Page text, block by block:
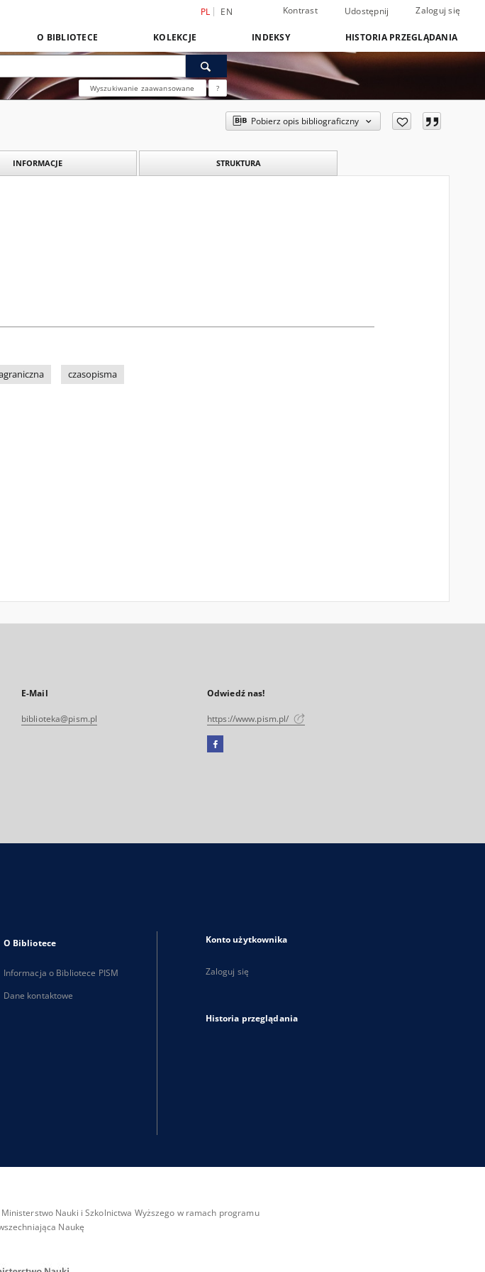
PL EN Kontrast Udostępnij Zaloguj się
O BIBLIOTECE KOLEKCJE INDEKSY HISTORIA PRZEGLĄDANIA
Wyszukiwanie zaawansowane ?
Pobierz opis bibliograficzny
INFORMACJE STRUKTURA
czasopisma
E-Mail
biblioteka@pism.pl
Odwiedź nas!
https://www.pism.pl/
Facebook
karcie
O Bibliotece
Informacja o Bibliotece PISM
Dane kontaktowe
Konto użytkownika
Zaloguj się
Historia przeglądania
Nauki i Szkolnictwa Wyższego w ramach programu
Naukę